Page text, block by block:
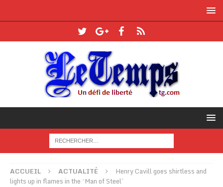
ACCUEIL ACTUALITÉ
Henry Cavill goes shirtless and
lights up in flames in the ‘Man of Steel’